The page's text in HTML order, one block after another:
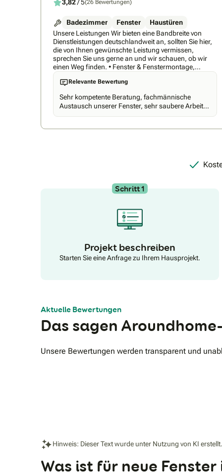
beim Montageservice Flessner können Sie sich auf
Service verlassen, der den Menschen in den
Mittelpunkt stellt.
3,82/ 5(26 Bewertungen)
Badezimmer Fenster
Haustüren
Unsere Leistungen Wir bieten eine Bandbreite von
Dienstleistungen deutschlandweit an, sollten Sie hier,
die von Ihnen gewünschte Leistung vermissen,
sprechen Sie uns gerne an und wir schauen, ob wir
einen Weg finden. • Fenster & Fenstermontage,
Rollladen • Eingangstüren, Terrassentüren •
Herstellung neuer Wandöffnungen für Fenster und
rund ums Haus • Sanierung und Renovierung
Besuchen Sie uns auf unserer Homepage:
www.fensterbau-witowski.de
Relevante Bewertung
Sehr kompetente Beratung, fachmännische
Austausch unserer Fenster, sehr saubere Arbeit!
Schritt 1
Projekt beschreiben
Starten Sie eine Anfrage zu Ihrem Hausprojekt.
Aktuelle Bewertungen
Das sagen
Unsere Bewertungen werden transparent und
Hinweis: Dieser Text wurde unter Nutzung von KI erstellt.
Was ist für neue